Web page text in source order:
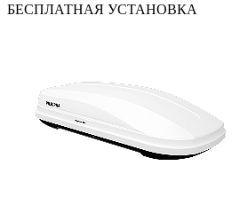
БЕСПЛАТНАЯ УСТАНОВКА